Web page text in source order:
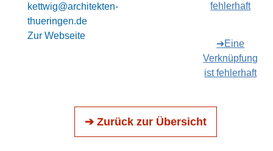
kettwig@architekten-
thueringen.de
Zur Webseite
fehlerhaft
➔Eine
Verknüpfung
ist fehlerhaft
➔ Zurück zur Übersicht